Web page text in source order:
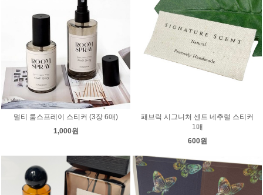
멀티 룸스프레이 스티커 (3장 6매)
1,000원
패브릭 시그니처 센트 네추럴 스티커
1매
600원